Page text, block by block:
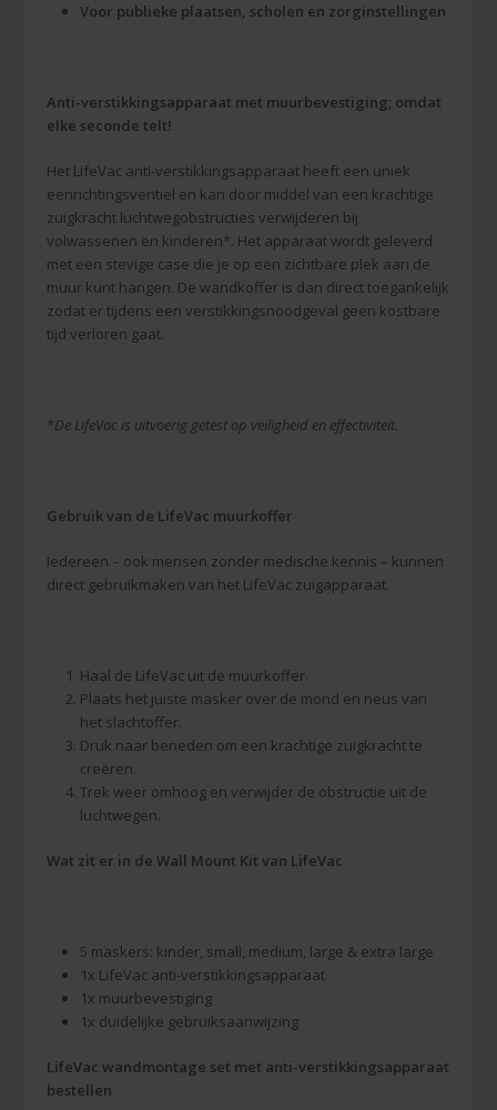
Voor publieke plaatsen, scholen en zorginstellingen
Anti-verstikkingsapparaat met muurbevestiging; omdat
elke seconde telt!
Het LifeVac anti-verstikkingsapparaat heeft een uniek
eenrichtingsventiel en kan door middel van een krachtige
zuigkracht luchtwegobstructies verwijderen bij
volwassenen en kinderen*. Het apparaat wordt geleverd
met een stevige case die je op een zichtbare plek aan de
muur kunt hangen. De wandkoffer is dan direct toegankelijk
zodat er tijdens een verstikkingsnoodgeval geen kostbare
tijd verloren gaat.
*De LifeVac is uitvoerig getest op veiligheid en effectiviteit.
Gebruik van de LifeVac muurkoffer
Iedereen – ook mensen zonder medische kennis – kunnen
direct gebruikmaken van het LifeVac zuigapparaat.
Haal de LifeVac uit de muurkoffer.
Plaats het juiste masker over de mond en neus van
het slachtoffer.
Druk naar beneden om een krachtige zuigkracht te
creëren.
Trek weer omhoog en verwijder de obstructie uit de
luchtwegen.
Wat zit er in de Wall Mount Kit van LifeVac
5 maskers: kinder, small, medium, large & extra large
1x LifeVac anti-verstikkingsapparaat
1x muurbevestiging
1x duidelijke gebruiksaanwijzing
LifeVac wandmontage set met anti-verstikkingsapparaat
bestellen